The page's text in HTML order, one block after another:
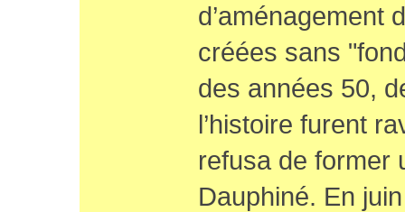
d’aménagement
créées sans
des années 50,
l’histoire furent
refusa de former
Dauphiné. En